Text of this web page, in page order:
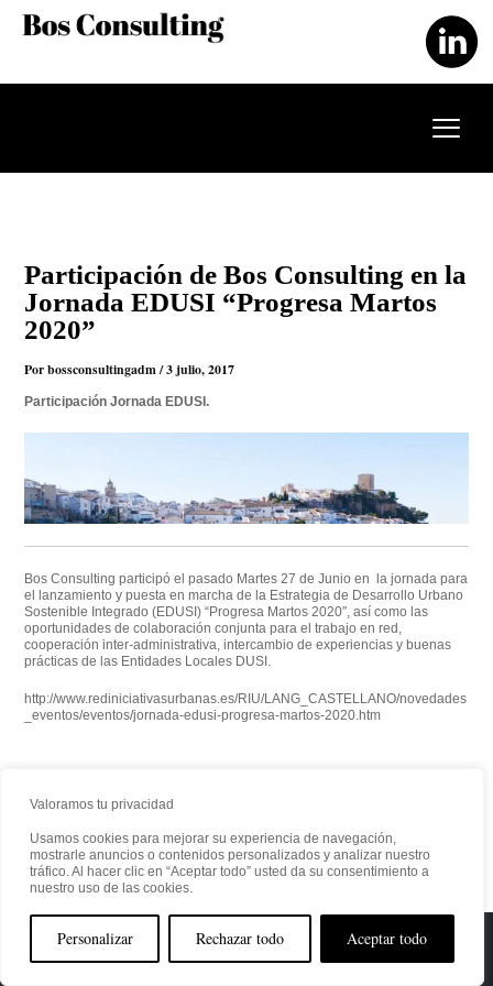
Valoramos tu privacidad
Usamos cookies para mejorar su experiencia de navegación,
mostrarle anuncios o contenidos personalizados y analizar nuestro
tráfico. Al hacer clic en “Aceptar todo” usted da su consentimiento a
nuestro uso de las cookies.
Personalizar Rechazar todo Aceptar todo
Participación de Bos Consulting en la
Jornada EDUSI “Progresa Martos
2020”
Porbossconsultingadm/3 julio, 2017
Participación Jornada EDUSI.
Bos Consulting participó el pasado Martes 27 de Junio en la jornada para
el lanzamiento y puesta en marcha de la Estrategia de Desarrollo Urbano
Sostenible Integrado (EDUSI)“Progresa Martos 2020″ , así como las
oportunidades de colaboración conjunta para el trabajo en red,
cooperación inter-administrativa, intercambio de experiencias y buenas
prácticas de las Entidades Locales DUSI.
http://www.rediniciativasurbanas.es/RIU/LANG_CASTELLANO/novedades
_eventos/eventos/jornada-edusi-progresa-martos-2020.htm